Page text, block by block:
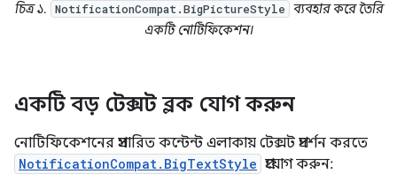
চিত্র ১. NotificationCompat.BigPictureStyle
ব্যবহার করে তৈরি
একটি নোটিফিকেশন।
একটি বড় টেক্সট ব্লক যোগ করুন
নোটিফিকেশনের প্রসারিত কন্টেন্ট এলাকায় টেক্সট প্রদর্শন করতে
NotificationCompat.BigTextStyle প্রয়োগ করুন: